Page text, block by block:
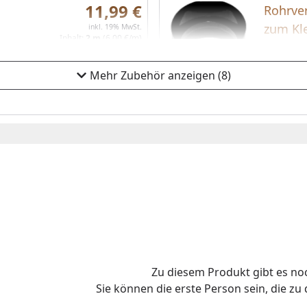
um eins verringern
Produktmenge manuell eingeben
Produktmenge um eins erhöhen
In den Einkaufswagen legen
11,99 €
inkl. 19% MwSt.
Inhalt: 2 m (6,00 €/m)
zum
Kleben
Mehr Zubehör anzeigen (8)
Zu diesem Produkt gibt es
Sie können die erste Person sein, die